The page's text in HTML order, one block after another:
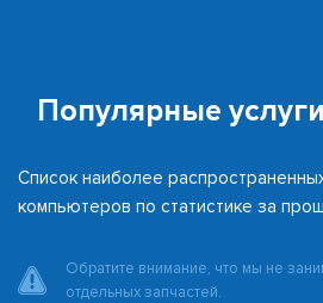
Популярные
Список наиболее
компьютеров по статистике за
Обратите внимание, что мы не
отдельных запчастей.